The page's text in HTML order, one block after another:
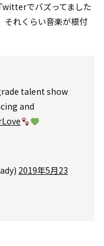
でバズってました
それくらい音楽が根付
talent show
and
2019年5月23